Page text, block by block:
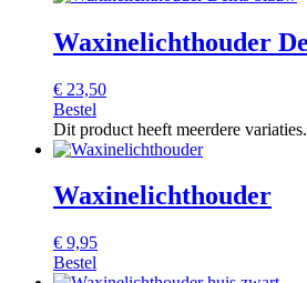
Waxinelichthouder
€ 23,50
Bestel
Dit product heeft meerdere
Waxinelichthouder
€ 9,95
Bestel